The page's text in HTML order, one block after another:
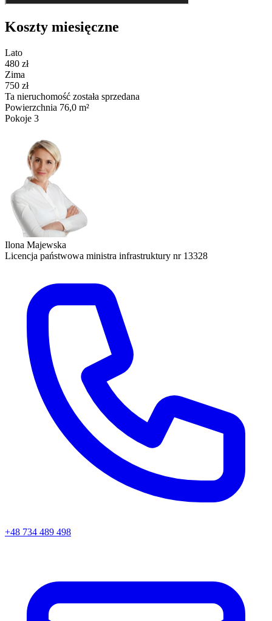
Koszty miesięczne
Lato
480 zł
Zima
750 zł
Ta nieruchomość została sprzedana
Powierzchnia 76,0 m²
Pokoje 3
Ilona Majewska
Licencja państwowa ministra infrastruktury nr 13328
+48 734 489 498